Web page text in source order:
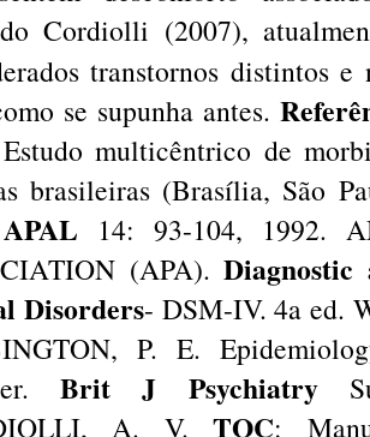
Cordiolli (2007),
transtornos distintos
se supunha antes.
multicêntrico de
brasileiras (Brasília, São
14: 93-104, 1992.
(APA).
Disorders- DSM-IV. 4a ed.
P. E.
Brit J Psychiatry
A. V. TOC: